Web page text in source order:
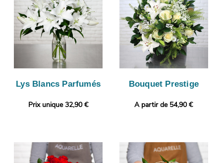
Lys Blancs Parfumés
Prix unique 32,90 €
Bouquet Prestige
A partir de 54,90 €